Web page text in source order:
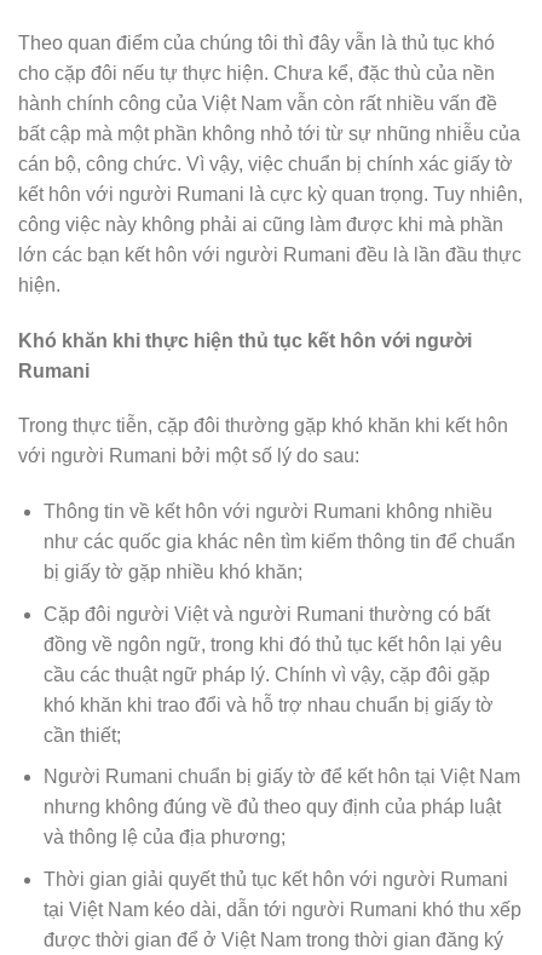
Theo quan điểm của chúng tôi thì đây vẫn là thủ tục khó
cho cặp đôi nếu tự thực hiện. Chưa kể, đặc thù của nền
hành chính công của Việt Nam vẫn còn rất nhiều vấn đề
bất cập mà một phần không nhỏ tới từ sự nhũng nhiễu của
cán bộ, công chức. Vì vậy, việc chuẩn bị chính xác giấy tờ
kết hôn với người Rumani là cực kỳ quan trọng. Tuy nhiên,
công việc này không phải ai cũng làm được khi mà phần
lớn các bạn kết hôn với người Rumani đều là lần đầu thực
hiện.
Khó khăn khi thực hiện thủ tục kết hôn với người
Rumani
Trong thực tiễn, cặp đôi thường gặp khó khăn khi kết hôn
với người Rumani bởi một số lý do sau:
Thông tin về kết hôn với người Rumani không nhiều
như các quốc gia khác nên tìm kiếm thông tin để chuẩn
bị giấy tờ gặp nhiều khó khăn;
Cặp đôi người Việt và người Rumani thường có bất
đồng về ngôn ngữ, trong khi đó thủ tục kết hôn lại yêu
cầu các thuật ngữ pháp lý. Chính vì vậy, cặp đôi gặp
khó khăn khi trao đổi và hỗ trợ nhau chuẩn bị giấy tờ
cần thiết;
Người Rumani chuẩn bị giấy tờ để kết hôn tại Việt Nam
nhưng không đúng về đủ theo quy định của pháp luật
và thông lệ của địa phương;
Thời gian giải quyết thủ tục kết hôn với người Rumani
tại Việt Nam kéo dài, dẫn tới người Rumani khó thu xếp
được thời gian để ở Việt Nam trong thời gian đăng ký